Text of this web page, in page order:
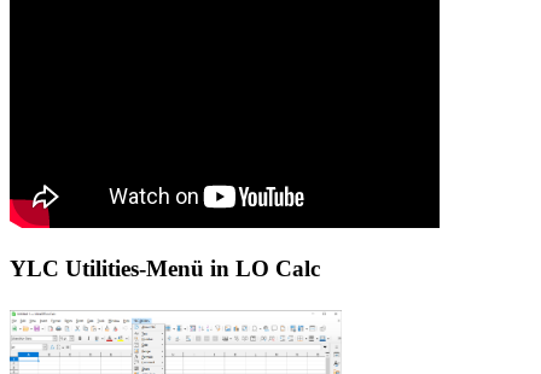
YLC Utilities-Menü in LO Calc